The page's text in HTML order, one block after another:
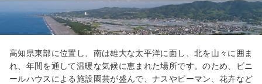
高知県東部に位置し、南は雄大な太平洋に面し、北を山々に囲ま
れ、年間を通して温暖な気候に恵まれた場所です。のため、ビニ
ールハウスによる施設園芸が盛んで、ナスやピーマン、花卉など